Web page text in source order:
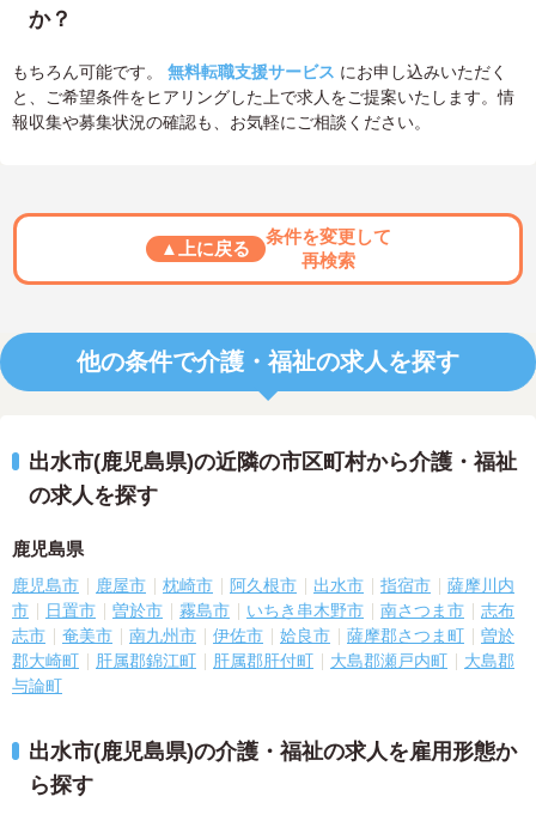
か？
もちろん可能です。 無料転職支援サービス にお申し込みいただく
と、ご希望条件をヒアリングした上で求人をご提案いたします。情
報収集や募集状況の確認も、お気軽にご相談ください。
▲上に戻る
条件を変更して
再検索
他の条件で介護・福祉の求人を探す
出水市(鹿児島県)の近隣の市区町村から介護・福祉
の求人を探す
鹿児島県
鹿児島市 鹿屋市 枕崎市 阿久根市 出水市 指宿市
薩摩川内
市
日置市 曽於市 霧島市 いちき串木野市 南さつま市
志布
志市
奄美市 南九州市 伊佐市 姶良市 薩摩郡さつま町
曽於
郡大崎町
肝属郡錦江町 肝属郡肝付町 大島郡瀬戸内町
大島郡
与論町
出水市(鹿児島県)の介護・福祉の求人を雇用形態か
ら探す